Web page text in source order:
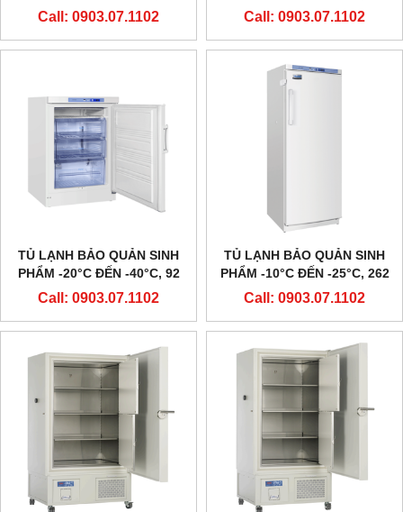
LÍT, DW-40L278, HÃNG
Call: 0903.07.1102
LÍT, DW-40L262, HÃNG
Call: 0903.07.1102
TỦ LẠNH BẢO QUẢN SINH
PHẨM -20°C ĐẾN -40°C, 92
LÍT, DW-40L92, HÃNG HAIER
Call: 0903.07.1102
TỦ LẠNH BẢO QUẢN SINH
PHẨM -10°C ĐẾN -25°C, 262
LÍT, DW-25L262, HÃNG
Call: 0903.07.1102